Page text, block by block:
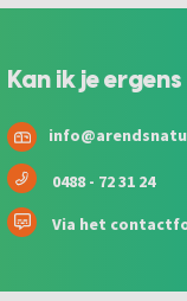
Kan ik je
0488 - 72 31 24
Via het